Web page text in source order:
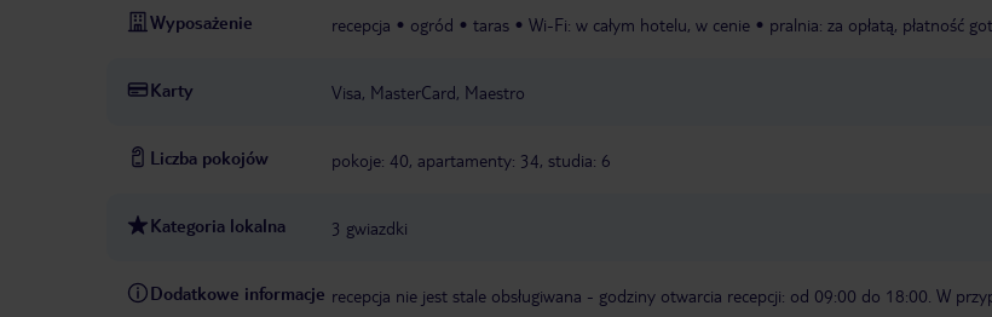
Wyposażenie recepcja ogród taras Wi-Fi: w całym hotelu, w cenie pralnia: za opłatą, płatność
Karty Visa, MasterCard, Maestro
Liczba pokojów pokoje: 40, apartamenty: 34, studia: 6
Kategoria lokalna 3 gwiazdki
Dodatkowe informacje recepcja nie jest stale obsługiwana - godziny otwarcia recepcji: od 09:00 do 18:00. W